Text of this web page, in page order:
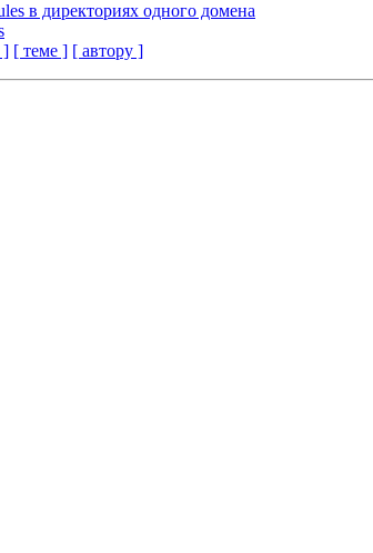
в директориях одного домена
] [ теме ] [ автору ]